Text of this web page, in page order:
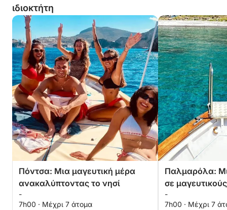
ιδιοκτήτη
Πόντσα: Μια μαγευτική μέρα
ανακαλύπτοντας το νησί
-
7h00 · Μέχρι 7 άτομα
Παλμαρόλα:
σε
μεγαλοπρεπή
-
7h00 · Μέχρι 7